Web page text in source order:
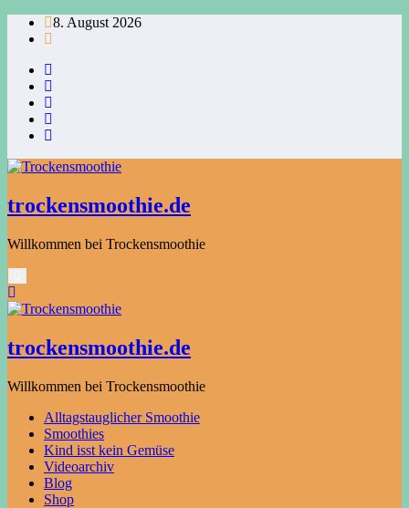
Zum
Inhalt
8. August 2026
trockensmoothie.de
Willkommen bei Trockensmoothie
trockensmoothie.de
Willkommen bei Trockensmoothie
Alltagstauglicher Smoothie
Smoothies
Kind isst kein Gemüse
Videoarchiv
Blog
Shop